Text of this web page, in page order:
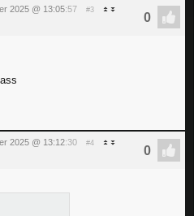
2025 @ 13:05:57 #3
2025 @ 13:12:30 #4